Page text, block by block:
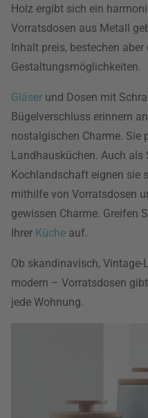
Holz ergibt sich ein
Vorratsdosen aus Metall
Inhalt preis, bestechen
Gestaltungsmöglichkeiten.
Gläser und Dosen mit
Bügelverschluss erinnern
nostalgischen Charme. Sie
Landhausküchen. Auch als
Kochlandschaft eignen sie
mithilfe von Vorratsdosen
gewissen Charme. Greifen
Ihrer Küche auf.
Ob skandinavisch,
modern – Vorratsdosen
jede Wohnung.